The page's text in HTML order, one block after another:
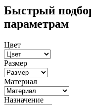
Быстрый
параметрам
Цвет
Размер
Материал
Назначение